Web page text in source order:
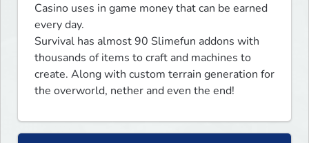
Casino uses in game money that can be earned
every day.
Survival has almost 90 Slimefun addons with
thousands of items to craft and machines to
create. Along with custom terrain generation for
the overworld, nether and even the end!